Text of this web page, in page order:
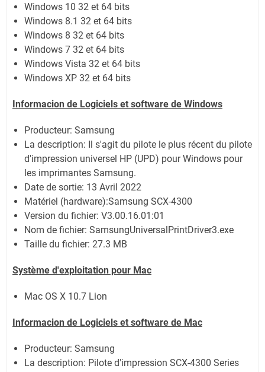
Windows 10 32 et 64 bits
Windows 8.1 32 et 64 bits
Windows 8 32 et 64 bits
Windows 7 32 et 64 bits
Windows Vista 32 et 64 bits
Windows XP 32 et 64 bits
Informacion de Logiciels et software de Windows
Producteur: Samsung
La description: Il s'agit du pilote le plus récent du pilote
d'impression universel HP (UPD) pour Windows pour
les imprimantes Samsung.
Date de sortie: 13 Avril 2022
Matériel (hardware):Samsung SCX-4300
Version du fichier: V3.00.16.01:01
Nom de fichier: SamsungUniversalPrintDriver3.exe
Taille du fichier: 27.3 MB
Système d'exploitation pour Mac
Mac OS X 10.7 Lion
Informacion de Logiciels et software de Mac
Producteur: Samsung
La description: Pilote d'impression SCX-4300 Series